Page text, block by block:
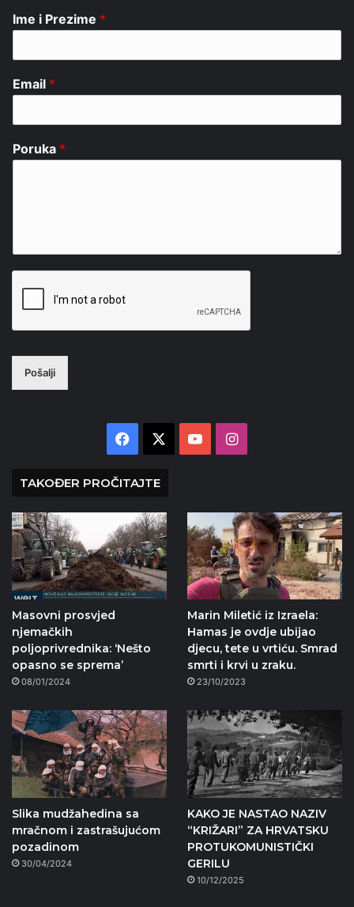
Ime i Prezime *
Email *
Poruka *
Pošalji
Facebook YouTubeInstagram
TAKOĐER PROČITAJTE
Masovni prosvjed
njemačkih
poljoprivrednika: ‘Nešto
opasno se sprema’
08/01/2024
Marin Miletić iz Izraela:
Hamas je ovdje ubijao
djecu, tete u vrtiću. Smrad
smrti i krvi u zraku.
23/10/2023
Slika mudžahedina sa
mračnom i zastrašujućom
pozadinom
30/04/2024
KAKO JE NASTAO NAZIV
“KRIŽARI” ZA HRVATSKU
PROTUKOMUNISTIČKI
GERILU
10/12/2025